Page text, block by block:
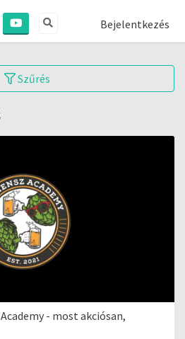
Bejelentkezés
Szűrés
- most akciósan,